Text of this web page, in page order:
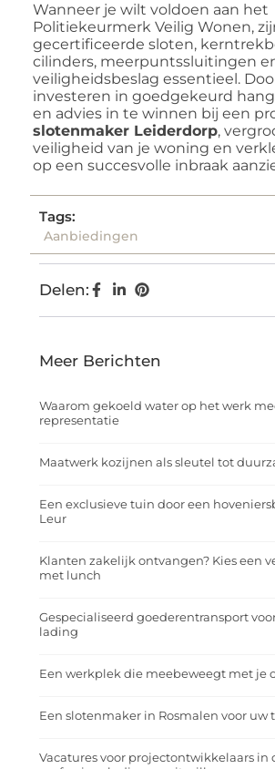
Wanneer je wilt voldoen aan het
Politiekeurmerk Veilig Wonen,
gecertificeerde sloten,
cilinders, meerpuntssluitingen
veiligheidsbeslag essentieel.
investeren in goedgekeurd
en advies in te winnen bij een
slotenmaker Leiderdorp,
veiligheid van je woning en
op een succesvolle inbraak
Tags:
Aanbiedingen
Delen:
Meer Berichten
Waarom gekoeld water op het werk
representatie
Maatwerk kozijnen als sleutel tot
Een exclusieve tuin door een
Leur
Klanten zakelijk ontvangen? Kies een
met lunch
Gespecialiseerd goederentransport
lading
Een werkplek die meebeweegt met je
Een slotenmaker in Rosmalen voor uw
Vacatures voor projectontwikkelaars in